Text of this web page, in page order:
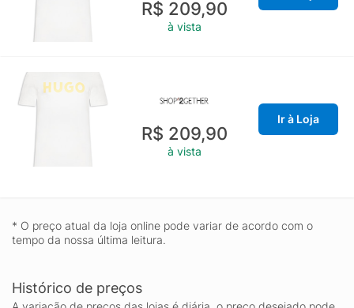
R$ 209,90
à vista
R$ 209,90
à vista
Ir à Loja
* O preço atual da loja online pode variar de acordo com o
tempo da nossa última leitura.
Histórico de preços